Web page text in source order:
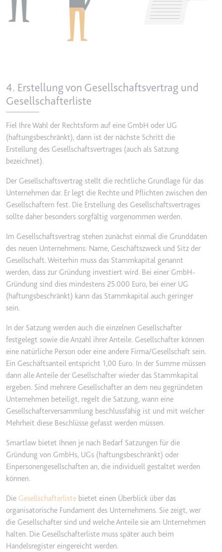
4. Erstellung von Gesellschaftsvertrag und
Gesellschafterliste
Fiel Ihre Wahl der Rechtsform auf eine GmbH oder UG
(haftungsbeschränkt), dann ist der nächste Schritt die
Erstellung des Gesellschaftsvertrages (auch als Satzung
bezeichnet).
Der Gesellschaftsvertrag stellt die rechtliche Grundlage für das
Unternehmen dar. Er legt die Rechte und Pflichten zwischen den
Gesellschaftern fest. Die Erstellung des Gesellschaftsvertrages
sollte daher besonders sorgfältig vorgenommen werden.
Im Gesellschaftsvertrag stehen zunächst einmal die Grunddaten
des neuen Unternehmens: Name, Geschäftszweck und Sitz der
Gesellschaft. Weiterhin muss das Stammkapital genannt
werden, dass zur Gründung investiert wird. Bei einer GmbH-
Gründung sind dies mindestens 25.000 Euro, bei einer UG
(haftungsbeschränkt) kann das Stammkapital auch geringer
sein.
In der Satzung werden auch die einzelnen Gesellschafter
festgelegt sowie die Anzahl ihrer Anteile. Gesellschafter können
eine natürliche Person oder eine andere Firma/Gesellschaft sein.
Ein Geschäftsanteil entspricht 1,00 Euro. In der Summe müssen
dann alle Anteile der Gesellschafter wieder das Stammkapital
ergeben. Sind mehrere Gesellschafter an dem neu gegründeten
Unternehmen beteiligt, regelt die Satzung, wann eine
Gesellschafterversammlung beschlussfähig ist und mit welcher
Mehrheit diese Beschlüsse gefasst werden müssen.
Smartlaw bietet Ihnen je nach Bedarf Satzungen für die
Gründung von GmbHs, UGs (haftungsbeschränkt) oder
Einpersonengesellschaften an, die individuell gestaltet werden
können.
Die Gesellschafterliste bietet einen Überblick über das
organisatorische Fundament des Unternehmens. Sie zeigt, wer
die Gesellschafter sind und welche Anteile sie am Unternehmen
halten. Die Gesellschafterliste muss später auch beim
Handelsregister eingereicht werden.